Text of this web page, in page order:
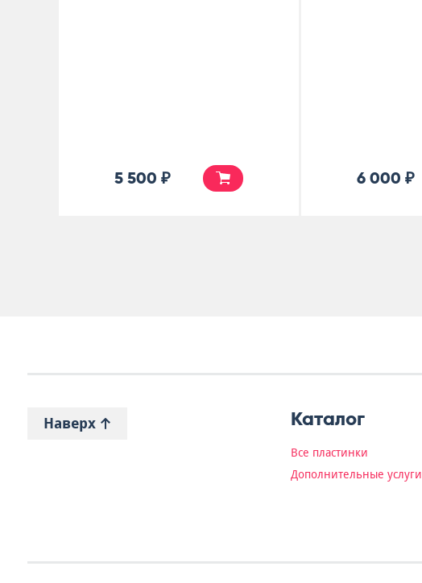
5 500 ₽ 6 000 ₽
Наверх Каталог
Все пластинки
Дополнительные услуги